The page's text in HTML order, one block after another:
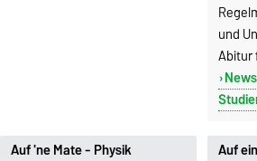
und
Abitur
Auf 'ne Mate - Physik Auf